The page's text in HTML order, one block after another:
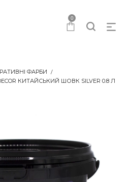
0
ФАРБИ
КИТАЙСЬКИЙ ШОВК SILVER 0.8 Л